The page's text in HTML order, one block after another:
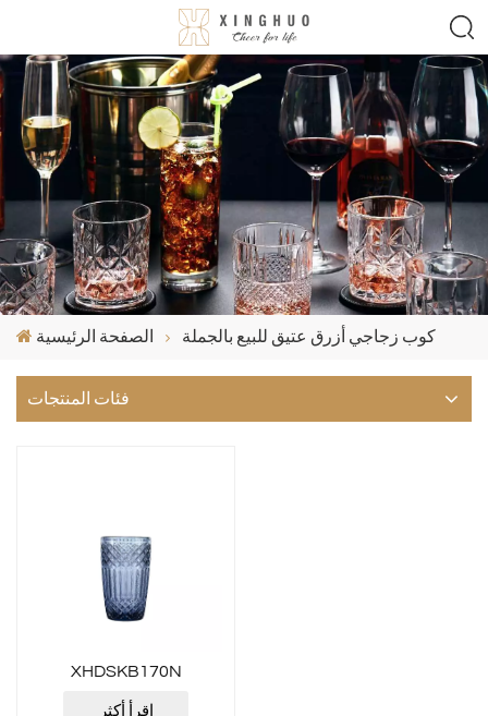
الصفحة الرئيسية كوب زجاجي أزرق عتيق للبيع بالجملة
فئات المنتجات
XHDSKB170N
اقرأ أكثر